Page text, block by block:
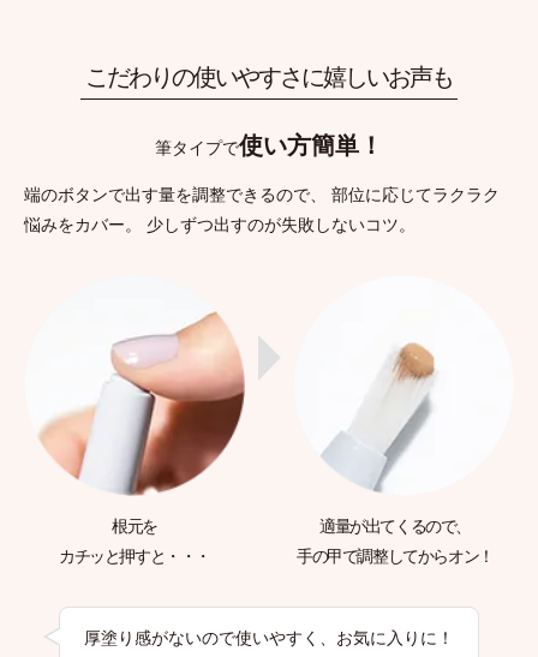
こだわりの使いやすさに嬉しいお声も
筆タイプで使い方簡単！
端のボタンで出す量を調整できるので、
部位に応じてラクラク
悩みをカバー。
少しずつ出すのが失敗しないコツ。
根元を
カチッと押すと・・・
適量が出てくるので、
手の甲で調整してからオン！
厚塗り感がないので使いやすく、お気に入りに！